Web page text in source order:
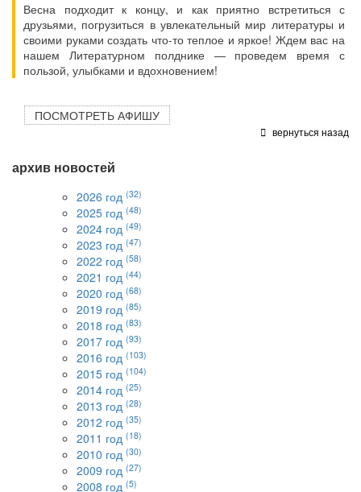
Весна подходит к концу, и как приятно встретиться с
друзьями, погрузиться в увлекательный мир литературы и
своими руками создать что-то теплое и яркое! Ждем вас на
нашем Литературном полднике — проведем время с
пользой, улыбками и вдохновением!
ПОСМОТРЕТЬ АФИШУ
вернуться назад
архив новостей
2026 год (32)
2025 год (48)
2024 год (49)
2023 год (47)
2022 год (58)
2021 год (44)
2020 год (68)
2019 год (85)
2018 год (83)
2017 год (93)
2016 год (103)
2015 год (104)
2014 год (25)
2013 год (28)
2012 год (35)
2011 год (18)
2010 год (30)
2009 год (27)
2008 год (5)